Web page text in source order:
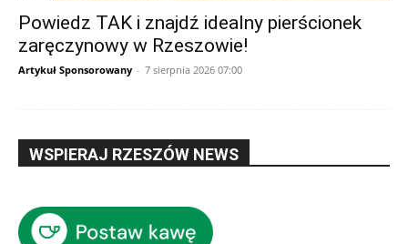
Powiedz TAK i znajdź idealny pierścionek
zaręczynowy w Rzeszowie!
Artykuł Sponsorowany - 7 sierpnia 2026 07:00
WSPIERAJ RZESZÓW NEWS